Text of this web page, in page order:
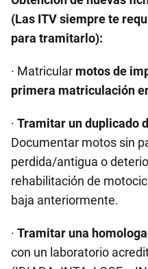
(Las ITV siempre te
para tramitarlo):
· Matricular motos de
primera matriculación
· Tramitar un duplicado
Documentar motos sin
perdida/antigua o
rehabilitación de
baja anteriormente.
· Tramitar una
con un laboratorio